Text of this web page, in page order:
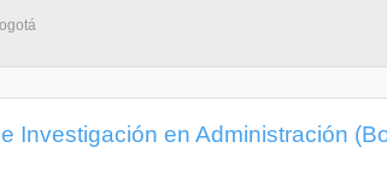
Investigación en Administración